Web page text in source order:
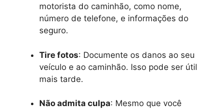
motorista do caminhão, como nome,
número de telefone, e informações do
seguro.
Tire fotos: Documente os danos ao seu
veículo e ao caminhão. Isso pode ser útil
mais tarde.
Não admita culpa: Mesmo que você